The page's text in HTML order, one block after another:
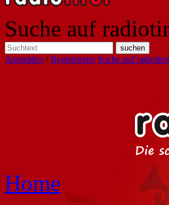
Suche auf
Anmelden /Registrieren Suche auf
Home